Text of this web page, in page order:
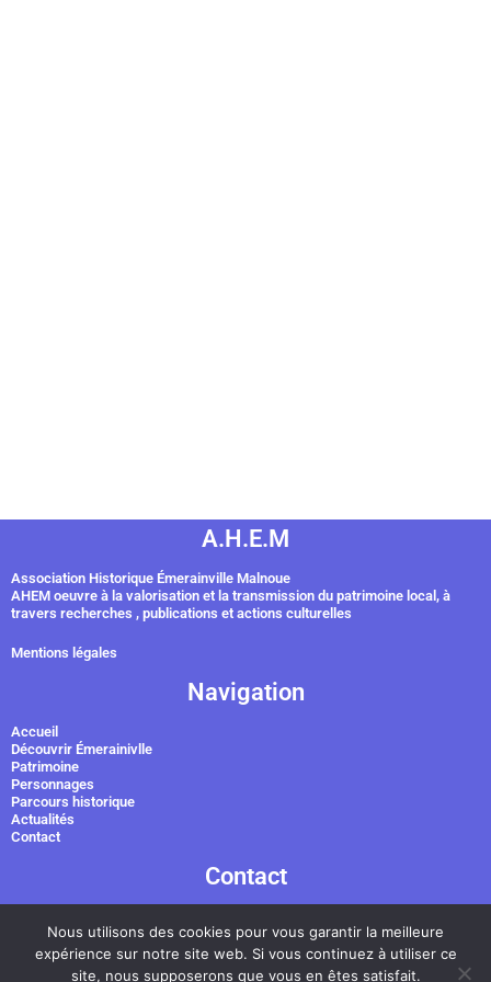
A.H.E.M
Association Historique Émerainville Malnoue
AHEM oeuvre à la valorisation et la transmission du patrimoine local, à
travers recherches , publications et actions culturelles
Mentions légales
Navigation
Accueil
Découvrir Émerainivlle
Patrimoine
Personnages
Parcours historique
Actualités
Contact
Contact
Courriel : contact@ahem.fr
Émerainville - Seine-et-mane
Nous utilisons des cookies pour vous garantir la meilleure
expérience sur notre site web. Si vous continuez à utiliser ce
site, nous supposerons que vous en êtes satisfait.